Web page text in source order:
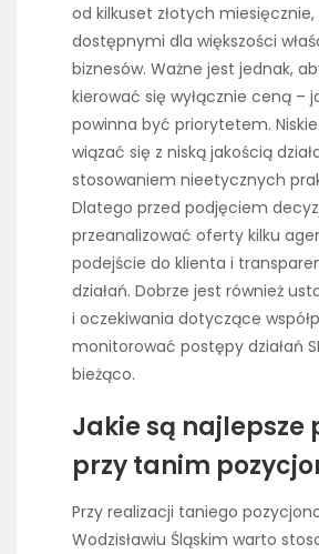
od kilkuset złotych
dostępnymi dla większości
biznesów. Ważne jest jednak,
kierować się wyłącznie ceną –
powinna być priorytetem.
wiązać się z niską jakością
stosowaniem nieetycznych
Dlatego przed podjęciem
przeanalizować oferty kilku
podejście do klienta i
działań. Dobrze jest również
i oczekiwania dotyczące
monitorować postępy działań
bieżąco.
Jakie są najlepsze
przy tanim
Przy realizacji taniego
Wodzisławiu Śląskim warto